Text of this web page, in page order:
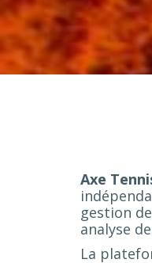
Axe
gestion
analyse
La